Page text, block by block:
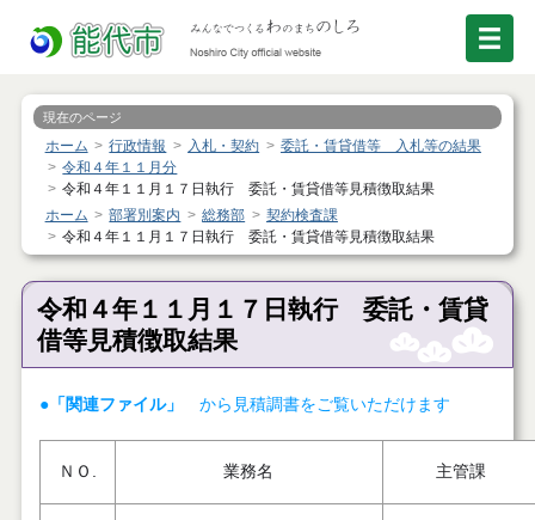
現在のページ
ホーム 行政情報 入札・契約
委託・賃貸借等 入札等の結果
令和４年１１月分
令和４年１１月１７日執行 委託・賃貸借等見積徴取結果
ホーム
部署別案内 総務部
契約検査課
令和４年１１月１７日執行 委託・賃貸借等見積徴取結果
令和４年１１月１７日執行 委託・賃貸
借等見積徴取結果
●「関連ファイル」 から見積調書をご覧いただけます
ＮＯ. 業務名 主管課